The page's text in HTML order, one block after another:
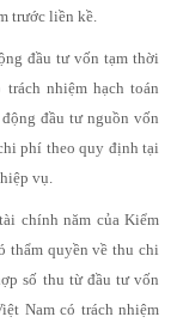
trước liền kề.
đầu tư vốn tạm thời
nhiệm hạch toán
đầu tư nguồn vốn
phí theo quy định tại
vụ.
chính năm của Kiểm
thẩm quyền về thu chi
số thu từ đầu tư vốn
Nam có trách nhiệm